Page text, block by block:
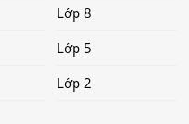
Lớp 8
Lớp 5
Lớp 2